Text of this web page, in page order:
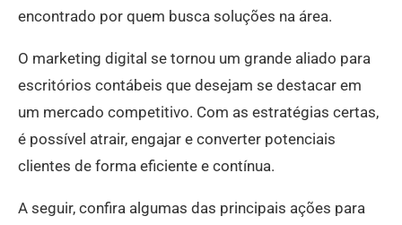
encontrado por quem busca soluções na área.
O marketing digital se tornou um grande aliado para
escritórios contábeis que desejam se destacar em
um mercado competitivo. Com as estratégias certas,
é possível atrair, engajar e converter potenciais
clientes de forma eficiente e contínua.
A seguir, confira algumas das principais ações para